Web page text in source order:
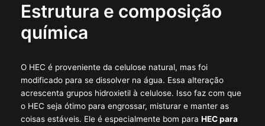
Estrutura e composição
química
O HEC é proveniente da celulose natural, mas foi
modificado para se dissolver na água. Essa alteração
acrescenta grupos hidroxietil à celulose. Isso faz com que
o HEC seja ótimo para engrossar, misturar e manter as
coisas estáveis. Ele é especialmente bom para HEC para